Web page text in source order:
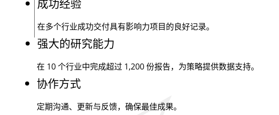
成功经验
在多个行业成功交付具有影响力项目的良好记录。
强大的研究能力
在 10 个行业中完成超过 1,200份报告，为策略提供数据支持。
协作方式
定期沟通、更新与反馈，确保最佳成果。